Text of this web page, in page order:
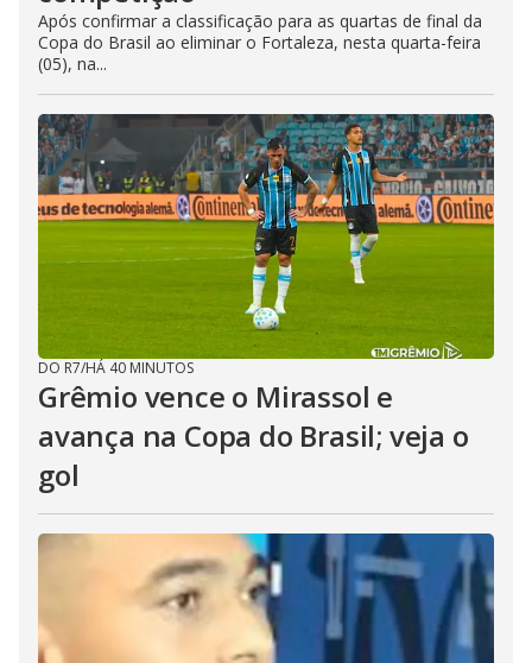
Após confirmar a classificação para as quartas de final da
Copa do Brasil ao eliminar o Fortaleza, nesta quarta-feira
(05), na...
DO R7/HÁ 40 MINUTOS
Grêmio vence o Mirassol e
avança na Copa do Brasil; veja o
gol